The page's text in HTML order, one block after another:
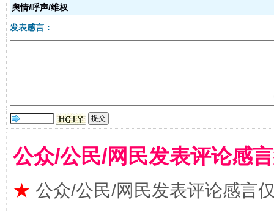
受贿1.44亿！段成刚被判无期 从幼
舆情/呼声/维权
发表感言：
公众/公民/网民发表评论感
★ 公众/公民/网民发表评论感言